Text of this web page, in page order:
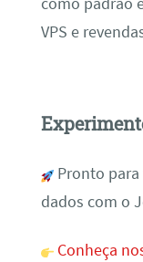
VPS e
Pronto para
dados com o
Conheça